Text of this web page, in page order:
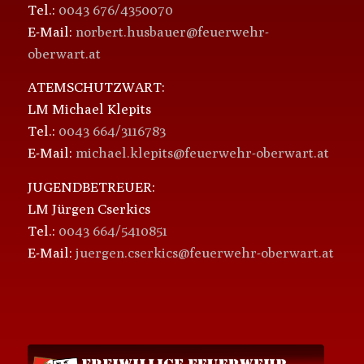
Tel.: 0043 676/4350070
E-Mail: norbert.husbauer@feuerwehr-
oberwart.at
ATEMSCHUTZWART:
LM Michael Klepits
Tel.: 0043 664/3116783
E-Mail: michael.klepits@feuerwehr-oberwart.at
JUGENDBETREUER:
LM Jürgen Cserkics
Tel.: 0043 664/5410851
E-Mail: juergen.cserkics@feuerwehr-oberwart.at